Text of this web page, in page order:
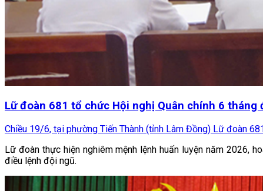
Lữ đoàn 681 tổ chức Hội nghị Quân chính 6 tháng
Chiều 19/6, tại phường Tiến Thành (tỉnh Lâm Đồng) Lữ đoàn
Lữ đoàn thực hiện nghiêm mệnh lệnh huấn luyện năm 2026,
điều lệnh đội ngũ.